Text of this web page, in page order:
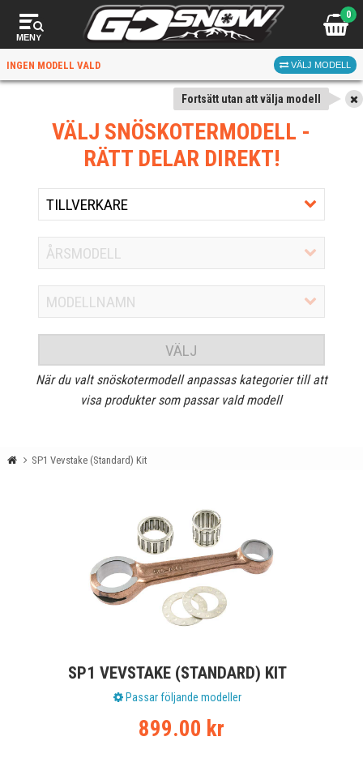
MENY
0
INGEN MODELL VALD VÄLJ MODELL
Fortsätt utan att välja modell
VÄLJ SNÖSKOTERMODELL -
RÄTT DELAR DIREKT!
VÄLJ
När du valt snöskotermodell anpassas kategorier till att
visa produkter som passar vald modell
SP1 Vevstake (Standard) Kit
SP1 VEVSTAKE (STANDARD) KIT
Passar följande modeller
899.00 kr